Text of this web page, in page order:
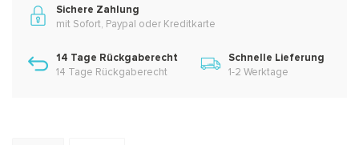
Sichere Zahlung
mit Sofort, Paypal oder Kreditkarte
14 Tage Rückgaberecht
14 Tage Rückgaberecht
Schnelle Lieferung
1-2 Werktage